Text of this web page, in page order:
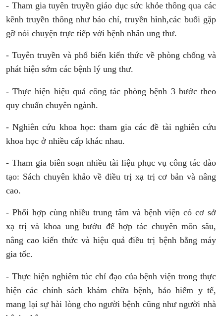
- Tham gia tuyên truyền giáo dục sức khỏe thông qua các
kênh truyền thông như báo chí, truyền hình,các buổi gặp
gỡ nói chuyện trực tiếp với bệnh nhân ung thư.
- Tuyên truyền và phổ biến kiến thức về phòng chống và
phát hiện sớm các bệnh lý ung thư.
- Thực hiện hiệu quả công tác phòng bệnh 3 bước theo
quy chuẩn chuyên ngành.
- Nghiên cứu khoa học: tham gia các đề tài nghiên cứu
khoa học ở nhiều cấp khác nhau.
- Tham gia biên soạn nhiều tài liệu phục vụ công tác đào
tạo: Sách chuyên khảo về điều trị xạ trị cơ bản và nâng
cao.
- Phối hợp cùng nhiều trung tâm và bệnh viện có cơ sở
xạ trị và khoa ung bướu để hợp tác chuyên môn sâu,
nâng cao kiến thức và hiệu quả điều trị bệnh bằng máy
gia tốc.
- Thực hiện nghiêm túc chỉ đạo của bệnh viện trong thực
hiện các chính sách khám chữa bệnh, bảo hiểm y tế,
mang lại sự hài lòng cho người bệnh cũng như người nhà